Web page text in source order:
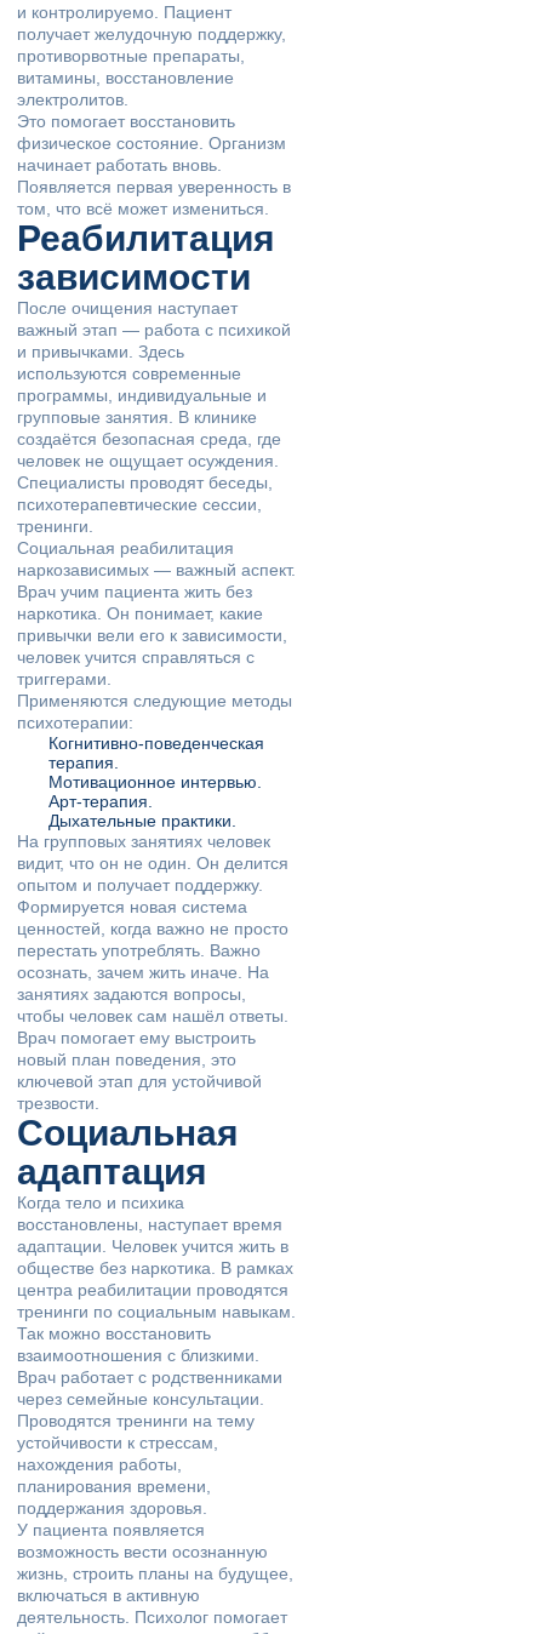
и контролируемо. Пациент
получает желудочную поддержку,
противорвотные препараты,
витамины, восстановление
электролитов.
Это помогает восстановить
физическое состояние. Организм
начинает работать вновь.
Появляется первая уверенность в
том, что всё может измениться.
Реабилитация
зависимости
После очищения наступает
важный этап — работа с психикой
и привычками. Здесь
используются современные
программы, индивидуальные и
групповые занятия. В клинике
создаётся безопасная среда, где
человек не ощущает осуждения.
Специалисты проводят беседы,
психотерапевтические сессии,
тренинги.
Социальная реабилитация
наркозависимых — важный аспект.
Врач учим пациента жить без
наркотика. Он понимает, какие
привычки вели его к зависимости,
человек учится справляться с
триггерами.
Применяются следующие методы
психотерапии:
Когнитивно‑поведенческая
терапия.
Мотивационное интервью.
Арт‑терапия.
Дыхательные практики.
На групповых занятиях человек
видит, что он не один. Он делится
опытом и получает поддержку.
Формируется новая система
ценностей, когда важно не просто
перестать употреблять. Важно
осознать, зачем жить иначе. На
занятиях задаются вопросы,
чтобы человек сам нашёл ответы.
Врач помогает ему выстроить
новый план поведения, это
ключевой этап для устойчивой
трезвости.
Социальная
адаптация
Когда тело и психика
восстановлены, наступает время
адаптации. Человек учится жить в
обществе без наркотика. В рамках
центра реабилитации проводятся
тренинги по социальным навыкам.
Так можно восстановить
взаимоотношения с близкими.
Врач работает с родственниками
через семейные консультации.
Проводятся тренинги на тему
устойчивости к стрессам,
нахождения работы,
планирования времени,
поддержания здоровья.
У пациента появляется
возможность вести осознанную
жизнь, строить планы на будущее,
включаться в активную
деятельность. Психолог помогает